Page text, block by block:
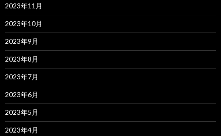
2023年11月
2023年10月
2023年9月
2023年8月
2023年7月
2023年6月
2023年5月
2023年4月